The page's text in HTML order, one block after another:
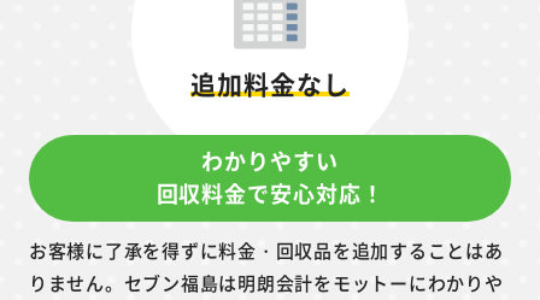
追加料金なし
わかりやすい
回収料金で安心対応！
お客様に了承を得ずに料金・回収品を追加することはあ
りません。セブン福島は明朗会計をモットーにわかりや